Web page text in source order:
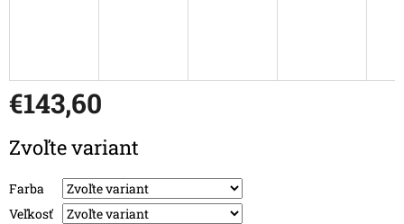
€143,60
Zvoľte variant
Farba
Veľkosť